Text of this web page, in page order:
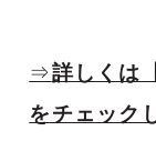
⇒詳しくは
をチェック